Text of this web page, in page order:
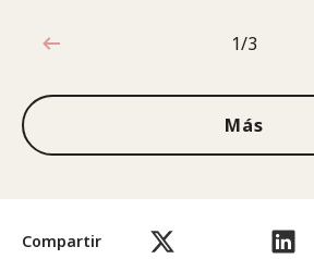
Compartir
1de3
1/3
Más